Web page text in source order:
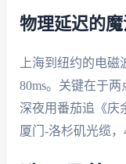
物理延迟的
上海到纽约的电磁
80ms。关键在于
深夜用番茄追《庆
厦门-洛杉矶光缆